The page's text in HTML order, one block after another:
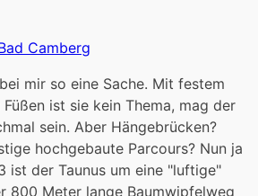
Camberg
mir so eine Sache. Mit festem
ist sie kein Thema, mag der
sein. Aber Hängebrücken?
hochgebaute Parcours? Nun ja
ist der Taunus um eine "luftige"
800 Meter lange Baumwipfelweg